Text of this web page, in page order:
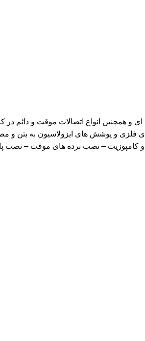
انواع اتصالات موقت و دائم در
فلزی و پوشش های ایزولاسیون به بتن و
– نصب نرده های موقت – نصب